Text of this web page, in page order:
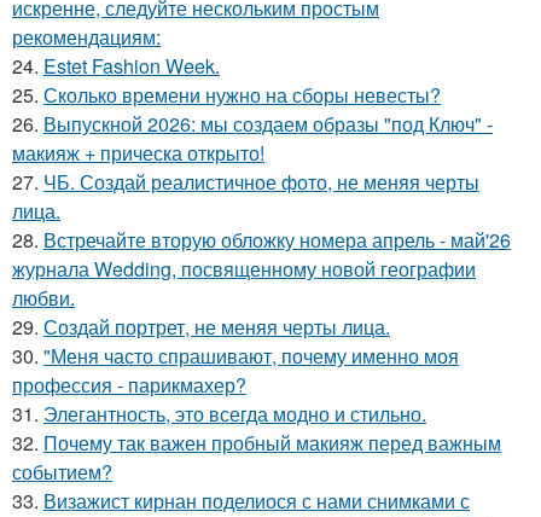
искренне, следуйте нескольким простым
рекомендациям:
24. Estet Fashion Week.
25. Сколько времени нужно на сборы невесты?
26. Выпускной 2026: мы создаем образы "под Ключ" -
макияж + прическа открыто!
27. ЧБ. Создай реалистичное фото, не меняя черты
лица.
28. Встречайте вторую обложку номера апрель - май'26
журнала Wedding, посвященному новой географии
любви.
29. Создай портрет, не меняя черты лица.
30. "Меня часто спрашивают, почему именно моя
профессия - парикмахер?
31. Элегантность, это всегда модно и стильно.
32. Почему так важен пробный макияж перед важным
событием?
33. Визажист кирнан поделиося с нами снимками с